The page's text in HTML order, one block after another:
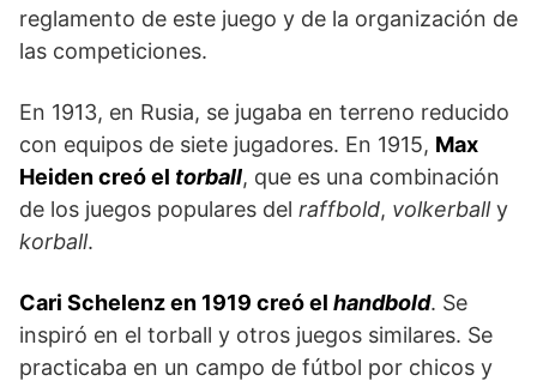
reglamento de este juego y de la organización de
las competiciones.
En 1913, en Rusia, se jugaba en terreno reducido
con equipos de siete jugadores. En 1915, Max
Heiden creó el torball, que es una combinación
de los juegos populares del raffbold, volkerbally
korball.
Cari Schelenz en 1919 creó el handbold. Se
inspiró en el torball y otros juegos similares. Se
practicaba en un campo de fútbol por chicos y